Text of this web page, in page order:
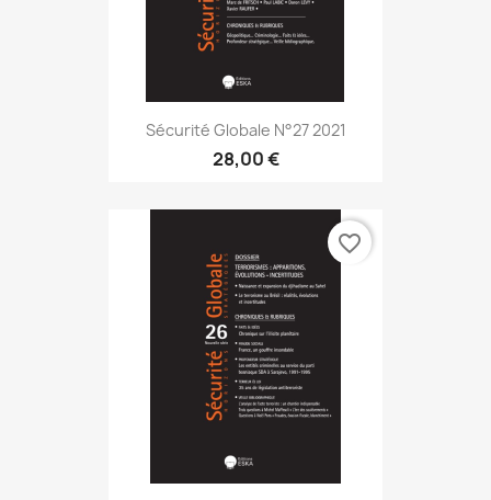
Sécurité Globale N°27 2021
28,00 €
favorite_border